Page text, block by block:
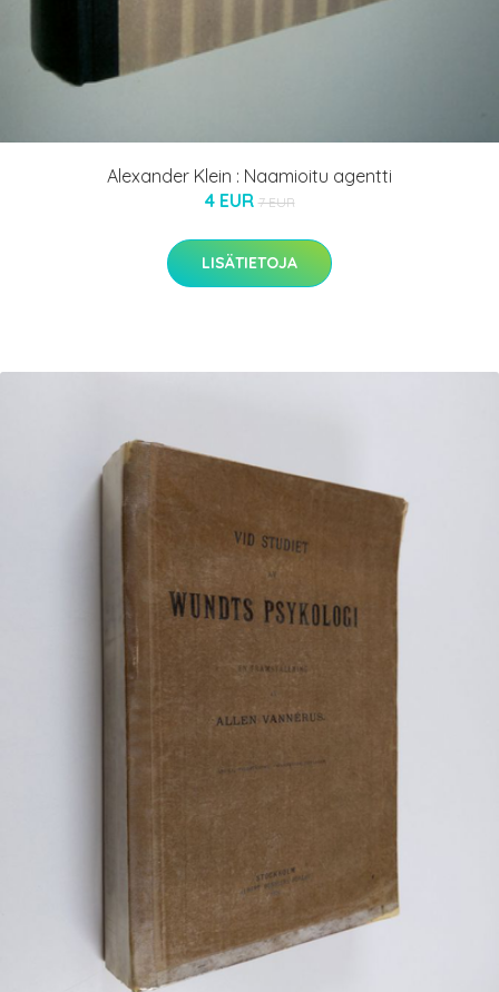
Alexander Klein : Naamioitu agentti
4 EUR 7 EUR
LISÄTIETOJA